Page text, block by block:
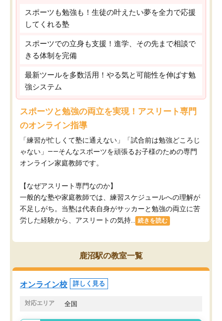
スポーツも勉強も！生徒の叶えたい夢を全力で応援
してくれる塾
スポーツでの立身も支援！進学、その先まで相談で
きる体制を完備
最新ツールを多数活用！やる気と可能性を伸ばす勉
強システム
スポーツと勉強の両立を実現！アスリート専門
のオンライン指導
「練習が忙しくて塾に通えない」「試合前は勉強どころじ
ゃない」——そんなスポーツを頑張るお子様のための専門
オンライン家庭教師です。
【なぜアスリート専門なのか】
一般的な塾や家庭教師では、練習スケジュールへの理解が
不足しがち。当塾は代表自身がサッカーと勉強の両立に苦
労した経験から、アスリートの気持...
続きを読む
鹿沼駅の教室一覧
オンライン校 詳しく見る
対応エリア 全国